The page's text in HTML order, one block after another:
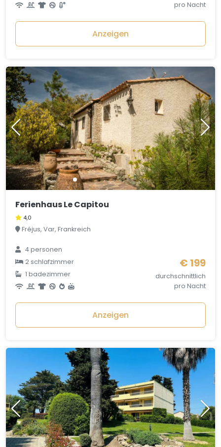
pro Nacht
Anzeigen
Ferienhaus Le Capitou
4,0
Fréjus, Var, Frankreich
4 personen
2 schlafzimmer
1 badezimmer
€ 199
durchschnittlich
pro Nacht
Anzeigen